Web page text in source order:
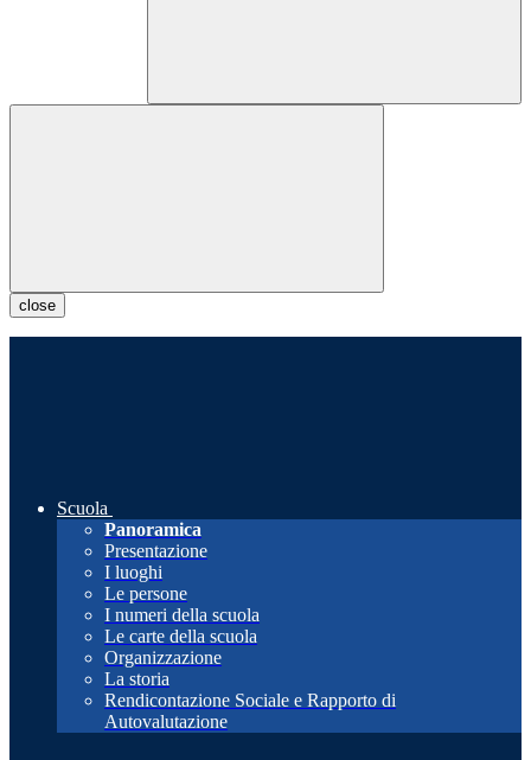
close
Scuola
Panoramica
Presentazione
I luoghi
Le persone
I numeri della scuola
Le carte della scuola
Organizzazione
La storia
Rendicontazione Sociale e Rapporto di
Autovalutazione